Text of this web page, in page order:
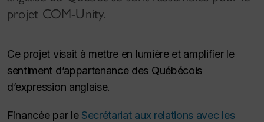
projet COM-Unity.
Ce projet visait à mettre en lumière et amplifier le
sentiment d’appartenance des Québécois
d’expression anglaise.
Financée par le Secrétariat aux relations avec les